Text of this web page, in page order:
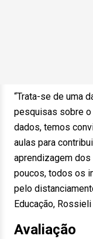
“Trata-se de uma
pesquisas sobre o
dados, temos
aulas para
aprendizagem
poucos, todos os
pelo
Educação,
Avaliação